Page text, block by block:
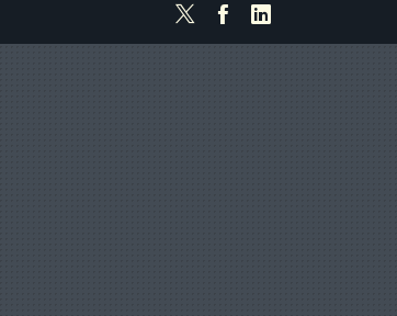
TwitterFacebook